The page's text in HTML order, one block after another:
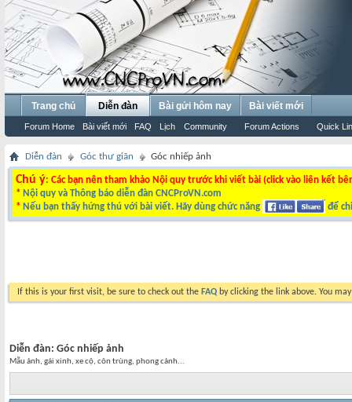
Trang chủ Diễn đàn
Forum Home Bài viết mới FAQ Lịch Community Forum Actions Quick
Bài gửi hôm nay Bài viết mới
Diễn đàn Góc thư giãn Góc nhiếp ảnh
Chú ý: Các bạn nên tham khảo Nội quy trước khi viết bài (click vào liên kết
* Nội quy và Thông báo diễn đàn CNCProVN.com
* Nếu bạn thấy hứng thú với bài viết. Hãy dùng chức năng để
If this is your first visit, be sure to check out the FAQ by clicking the link above. You
Diễn đàn: Góc nhiếp ảnh
Mẫu ảnh, gái xinh, xe cộ, côn trùng, phong cảnh...